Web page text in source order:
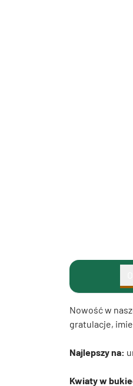
Nowość w
gratulacje,
Najlepszy na:
Kwiaty w